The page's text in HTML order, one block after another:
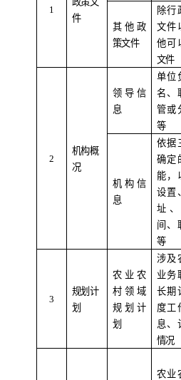
1
件
其他政
策文件
除行
文件
他可
文件
2
机构概
况
领导信
息
单位
名、
管或
等
机构信
息
依据
确定
能，
设置
址
间、
等
3
规划计
划
农业农
村领域
规划计
划
涉及
业务
长期
度工
息、
情况
农业